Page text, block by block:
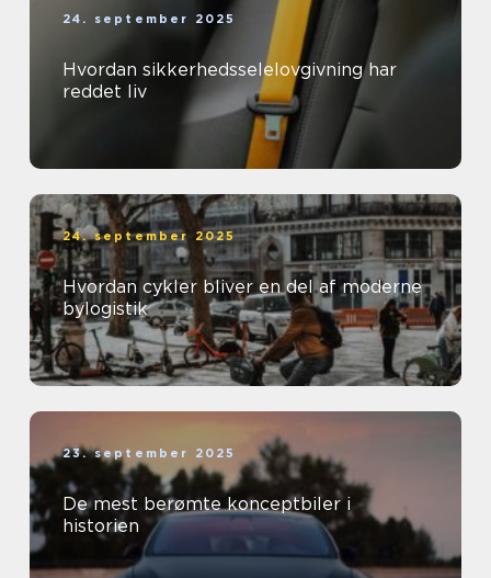
24. september 2025
Hvordan sikkerhedsselelovgivning har
reddet liv
24. september 2025
Hvordan cykler bliver en del af moderne
bylogistik
23. september 2025
De mest berømte konceptbiler i
historien